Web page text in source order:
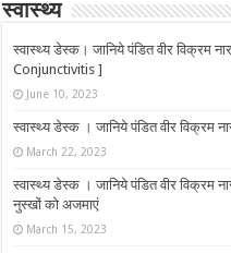
स्वास्थ्य
स्वास्थ्य डेस्क। जानिये पंडित वीर विक्रम
Conjunctivitis ]
June 10, 2023
स्वास्थ्य डेस्क । जानिये पंडित वीर विक्रम
March 22, 2023
स्वास्थ्य डेस्क । जानिये पंडित वीर विक्रम
नुस्‍खों को अजमाएं
March 15, 2023